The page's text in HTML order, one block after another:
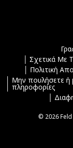
Σχετικά Με
Πολιτική
Μην πουλήσετε ή
πληροφορίες
© 2026 Feld